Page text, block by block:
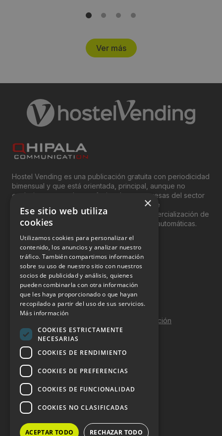
Ver más
Hostel Vending es una publicación gratuita con periodicidad
bimensual y que está orientada, principal, aunque no
exclusivamente, a los profesionales y empresas del sector
del “Vending”; nombre con el que se conoce
genéricamente entre profesionales a la comercialización de
productos y servicios a través de máquinas automáticas.
INFORMACIÓN LEGAL
Aviso Legal
Política de Privacidad
Política de Cookies
Política de calidad y seguridad de la información
Contacto
DOSSIER Y CONTRATACIÓN
Dossier 2026 (ES)
Dossier 2026 (EN)
×
Ese sitio web utiliza
cookies
Utilizamos cookies para personalizar el
contenido, los anuncios y analizar nuestro
tráfico. También compartimos información
sobre su uso de nuestro sitio con nuestros
socios de publicidad y análisis, quienes
pueden combinarla con otra información
que les haya proporcionado o que hayan
recopilado a partir del uso de sus servicios.
Más información
COOKIES ESTRICTAMENTE
NECESARIAS
COOKIES DE RENDIMIENTO
COOKIES DE PREFERENCIAS
COOKIES DE FUNCIONALIDAD
COOKIES NO CLASIFICADAS
ACEPTAR TODO RECHAZAR TODO